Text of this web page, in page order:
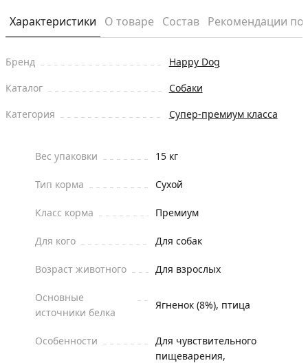
Характеристики О товаре Состав Рекомендации
Бренд
Happy Dog
Каталог
Собаки
Категория
Супер-премиум класса
Вес упаковки 15 кг
Тип корма Сухой
Класс корма Премиум
Для кого Для собак
Возраст животного Для взрослых
Основные
источники белка
Ягненок (8%), птица
Особенности
Для чувствительного
пищеварения,